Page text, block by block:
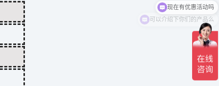
可以介绍下你们的产品么